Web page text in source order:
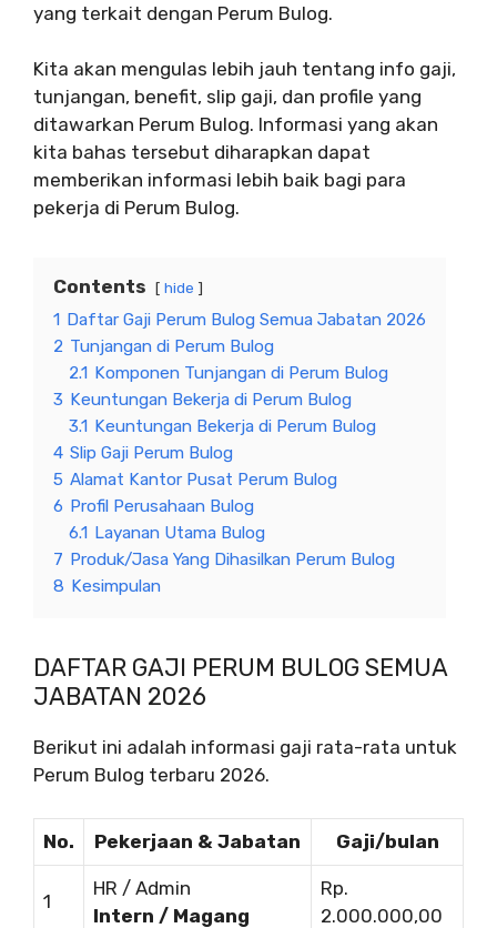
yang terkait dengan Perum Bulog.
Kita akan mengulas lebih jauh tentang info gaji,
tunjangan, benefit, slip gaji, dan profile yang
ditawarkan Perum Bulog. Informasi yang akan
kita bahas tersebut diharapkan dapat
memberikan informasi lebih baik bagi para
pekerja di Perum Bulog.
Contents hide
1 Daftar Gaji Perum Bulog Semua Jabatan 2026
2 Tunjangan di Perum Bulog
2.1 Komponen Tunjangan di Perum Bulog
3 Keuntungan Bekerja di Perum Bulog
3.1 Keuntungan Bekerja di Perum Bulog
4 Slip Gaji Perum Bulog
5 Alamat Kantor Pusat Perum Bulog
6 Profil Perusahaan Bulog
6.1 Layanan Utama Bulog
7 Produk/Jasa Yang Dihasilkan Perum Bulog
8 Kesimpulan
DAFTAR GAJI PERUM BULOG SEMUA
JABATAN 2026
Berikut ini adalah informasi gaji rata-rata untuk
Perum Bulog terbaru 2026.
No. Pekerjaan & Jabatan Gaji/bulan
1
HR / Admin
Intern / Magang
Rp.
2.000.000,00